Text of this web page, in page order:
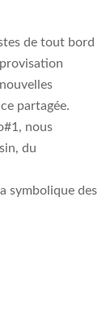
de tout bord
partagée.
nous
du
symbolique des